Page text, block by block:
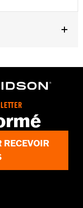
vous surwww.h-
RECEVOIR